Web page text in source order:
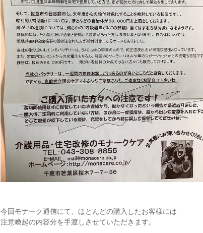
今回モナーク通信にて、ほとんどの購入したお客様には
注意喚起の内容分を手渡しさせていただきます。